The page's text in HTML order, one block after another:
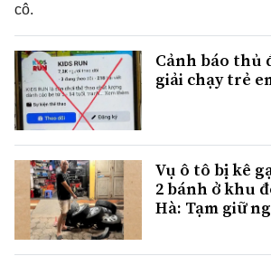
cô.
Cảnh báo thủ
giải chạy trẻ
Vụ ô tô bị kê
2 bánh ở khu
Hà: Tạm giữ